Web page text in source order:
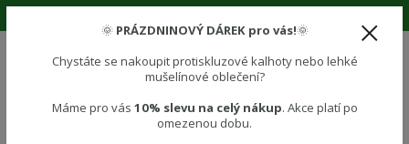
🌞 PRÁZDNINOVÝ DÁREK pro vás!🌞
Chystáte se nakoupit protiskluzové kalhoty nebo lehké
mušelínové oblečení?
Máme pro vás 10% slevu na celý nákup. Akce platí po
omezenou dobu.